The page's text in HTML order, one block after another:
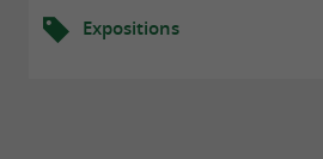
Expositions